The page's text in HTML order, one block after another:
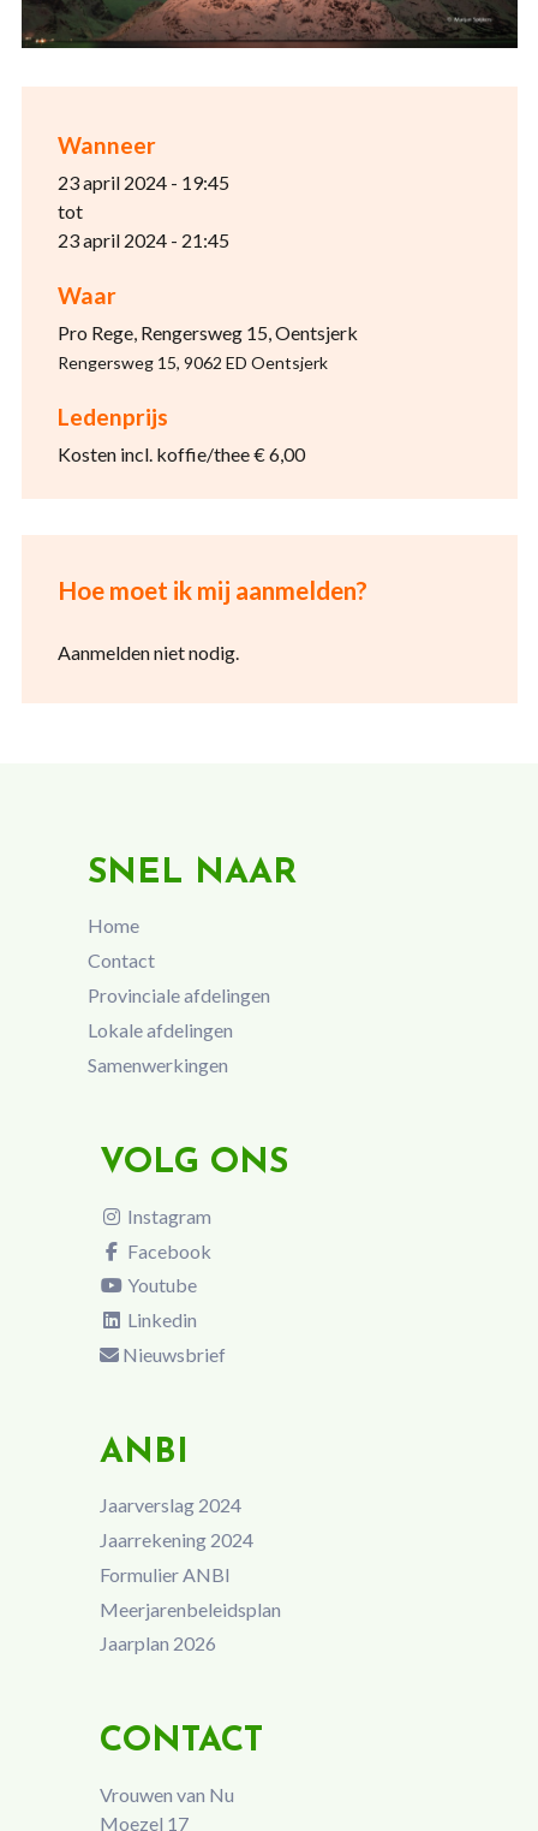
Wanneer
23 april 2024 - 19:45
tot
23 april 2024 - 21:45
Waar
Pro Rege, Rengersweg 15, Oentsjerk
Rengersweg 15, 9062 ED Oentsjerk
Ledenprijs
Kosten incl. koffie/thee € 6,00
Hoe moet ik mij aanmelden?
Aanmelden niet nodig.
SNEL NAAR
Home
Contact
Provinciale afdelingen
Lokale afdelingen
Samenwerkingen
VOLG ONS
Instagram
Facebook
Youtube
Linkedin
Nieuwsbrief
ANBI
Jaarverslag 2024
Jaarrekening 2024
Formulier ANBI
Meerjarenbeleidsplan
Jaarplan 2026
CONTACT
Vrouwen van Nu
Moezel 17